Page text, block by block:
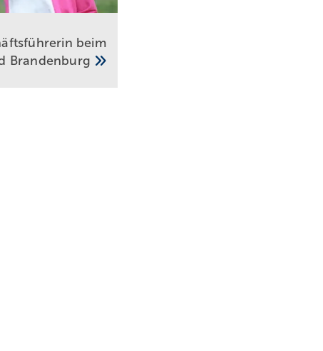
beim
Brandenburg